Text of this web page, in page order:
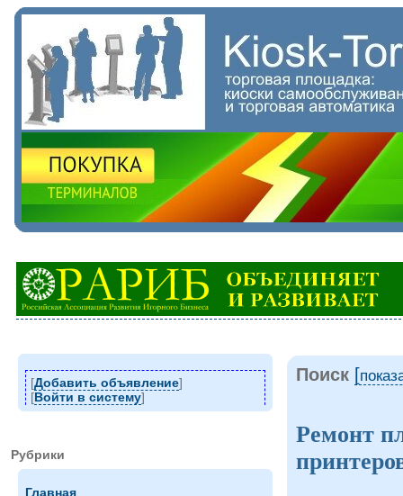
[Добавить объявление]
[Войти в систему]
Рубрики
Главная
Поиск [
Ремонт